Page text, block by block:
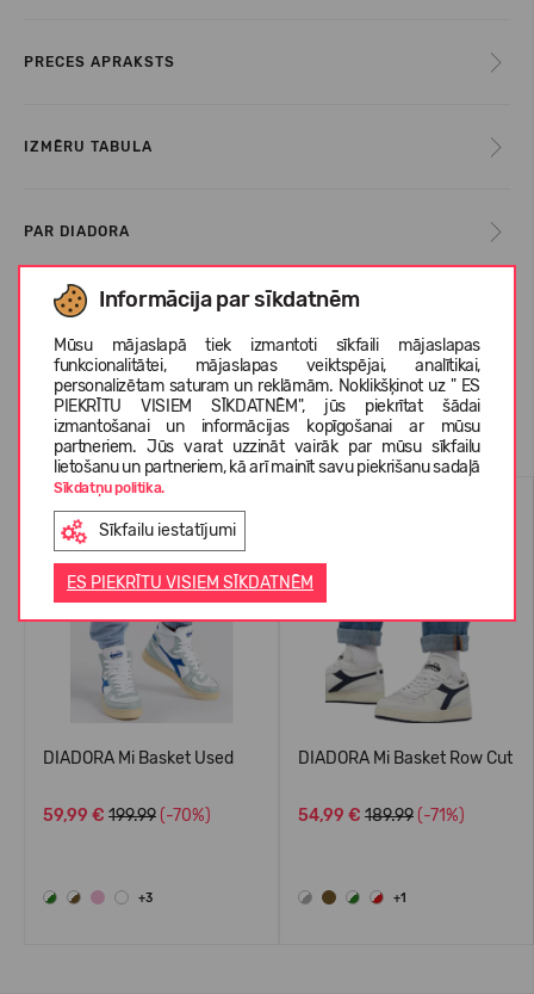
Informācija par sīkdatnēm
Mūsu mājaslapā tiek izmantoti sīkfaili mājaslapas
funkcionalitātei, mājaslapas veiktspējai, analītikai,
personalizētam saturam un reklāmām. Noklikšķinot uz " ES
PIEKRĪTU VISIEM SĪKDATNĒM", jūs piekrītat šādai
izmantošanai un informācijas kopīgošanai ar mūsu
partneriem. Jūs varat uzzināt vairāk par mūsu sīkfailu
lietošanu un partneriem, kā arī mainīt savu piekrišanu sadaļā
Sīkdatņu politika.
Sīkfailu iestatījumi
ES PIEKRĪTU VISIEM SĪKDATNĒM
PRECES APRAKSTS
IZMĒRU TABULA
PAR DIADORA
KLIENTU ATSAUKSMES (0)
Līdzīgas preces
-70%
DIADORA Mi Basket Used
59,99 € 199.99 (-70%)
+3
DIADORA Mi Basket Row Cut
54,99 € 189.99 (-71%)
+1